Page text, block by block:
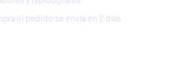
el pedido se envía en 2 días